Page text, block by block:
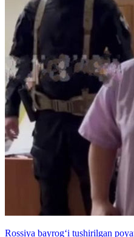
Rossiya bayrog‘i tushirilgan